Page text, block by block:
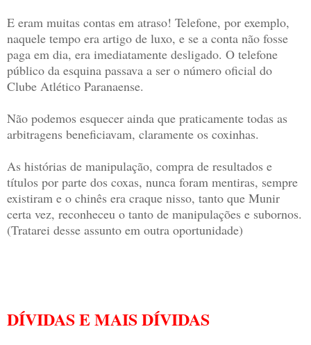
E eram muitas contas em atraso! Telefone, por exemplo,
naquele tempo era artigo de luxo, e se a conta não fosse
paga em dia, era imediatamente desligado. O telefone
público da esquina passava a ser o número oficial do
Clube Atlético Paranaense.
Não podemos esquecer ainda que praticamente todas as
arbitragens beneficiavam, claramente os coxinhas.
As histórias de manipulação, compra de resultados e
títulos por parte dos coxas, nunca foram mentiras, sempre
existiram e o chinês era craque nisso, tanto que Munir
certa vez, reconheceu o tanto de manipulações e subornos.
(Tratarei desse assunto em outra oportunidade)
DÍVIDAS E MAIS DÍVIDAS